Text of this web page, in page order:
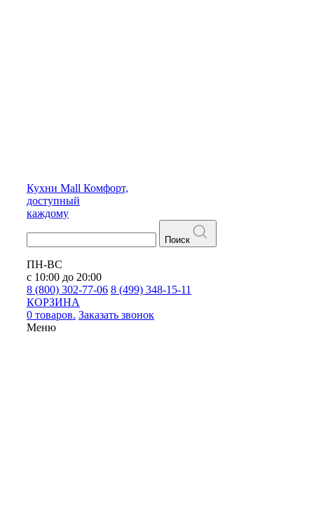
Кухни Mall Комфорт,
доступный
каждому
Поиск
ПН-ВС
с 10:00 до 20:00
8 (800) 302-77-06 8 (499) 348-15-11
КОРЗИНА
0 товаров. Заказать звонок
Меню